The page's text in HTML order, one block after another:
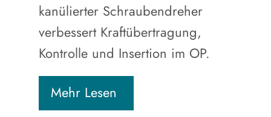
kanülierter Schraubendreher
verbessert Kraftübertragung,
Kontrolle und Insertion im OP.
Mehr Lesen